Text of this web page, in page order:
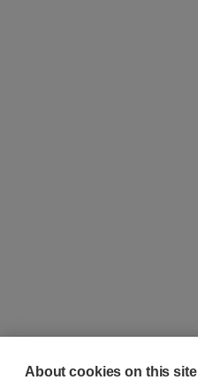
About cookies on this site